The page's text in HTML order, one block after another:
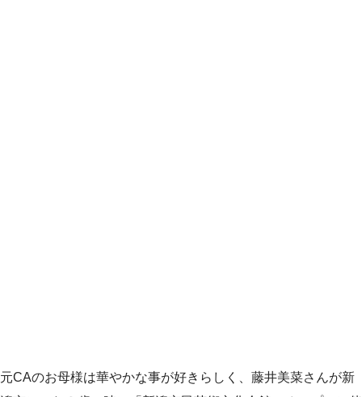
元CAのお母様は華やかな事が好きらしく、藤井美菜さんが新